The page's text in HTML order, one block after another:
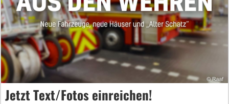
Jetzt Text/Fotos einreichen!